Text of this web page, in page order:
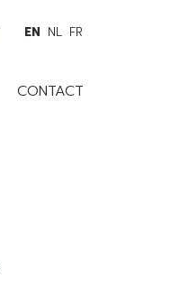
CONTACT
EN NL FR